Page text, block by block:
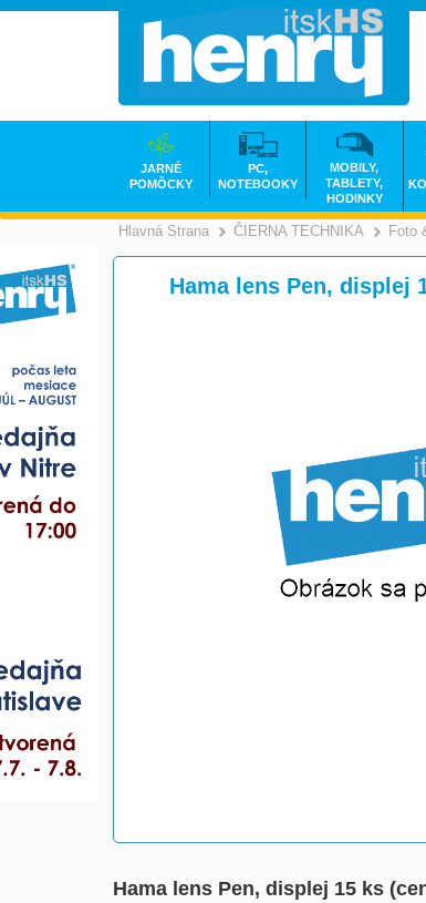
Hlavná Strana >
ČIERNA TECHNIKA Foto
Hama lens Pen, displej
Hama lens Pen, displej 15 ks
JARNÉ
POMÔCKY
PC,
NOTEBOOKY
MOBILY,
TABLETY,
HODINKY